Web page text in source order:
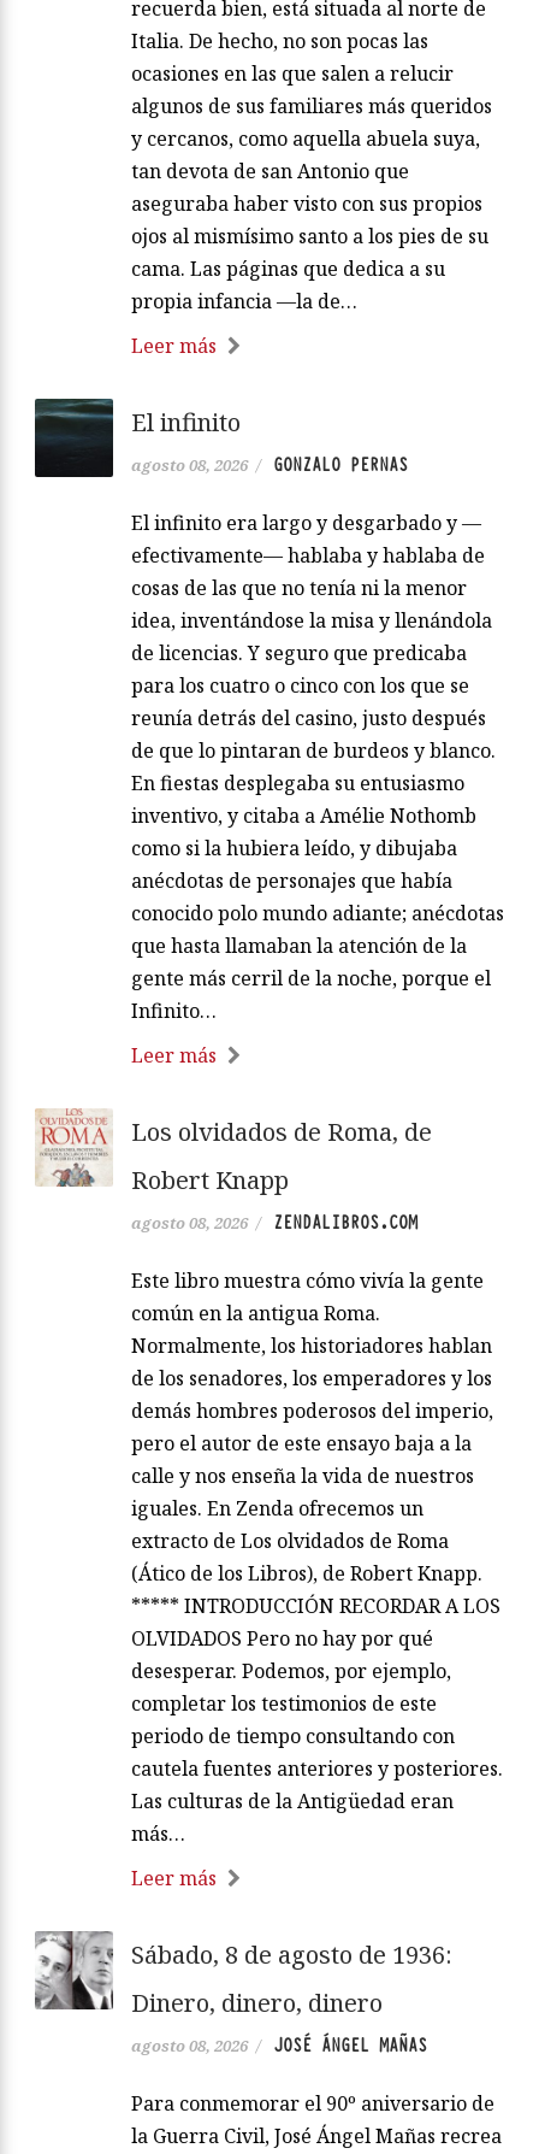
recuerda bien, está situada al norte de
Italia. De hecho, no son pocas las
ocasiones en las que salen a relucir
algunos de sus familiares más queridos
y cercanos, como aquella abuela suya,
tan devota de san Antonio que
aseguraba haber visto con sus propios
ojos al mismísimo santo a los pies de su
cama. Las páginas que dedica a su
propia infancia —la de…
Leer más
El infinito
agosto 08, 2026 / GONZALO PERNAS
El infinito era largo y desgarbado y —
efectivamente— hablaba y hablaba de
cosas de las que no tenía ni la menor
idea, inventándose la misa y llenándola
de licencias. Y seguro que predicaba
para los cuatro o cinco con los que se
reunía detrás del casino, justo después
de que lo pintaran de burdeos y blanco.
En fiestas desplegaba su entusiasmo
inventivo, y citaba a Amélie Nothomb
como si la hubiera leído, y dibujaba
anécdotas de personajes que había
conocido polo mundo adiante; anécdotas
que hasta llamaban la atención de la
gente más cerril de la noche, porque el
Infinito…
Leer más
Los olvidados de Roma, de
Robert Knapp
agosto 08, 2026 / ZENDALIBROS.COM
Este libro muestra cómo vivía la gente
común en la antigua Roma.
Normalmente, los historiadores hablan
de los senadores, los emperadores y los
demás hombres poderosos del imperio,
pero el autor de este ensayo baja a la
calle y nos enseña la vida de nuestros
iguales. En Zenda ofrecemos un
extracto de Los olvidados de Roma
(Ático de los Libros), de Robert Knapp.
***** INTRODUCCIÓN RECORDAR A LOS
OLVIDADOS Pero no hay por qué
desesperar. Podemos, por ejemplo,
completar los testimonios de este
periodo de tiempo consultando con
cautela fuentes anteriores y posteriores.
Las culturas de la Antigüedad eran
más…
Leer más
Sábado, 8 de agosto de 1936:
Dinero, dinero, dinero
agosto 08, 2026 / JOSÉ ÁNGEL MAÑAS
Para conmemorar el 90º aniversario de
la Guerra Civil, José Ángel Mañas recrea